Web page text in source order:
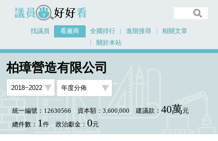
議員好好看
找議員 看廠商 全國排行 進階搜尋
相關文章
關於本站
柏璋營造有限公司
統一編號：12630566 資本額：3,600,000 建議款： 40萬元
總件數： 1件 政治獻金： 0元